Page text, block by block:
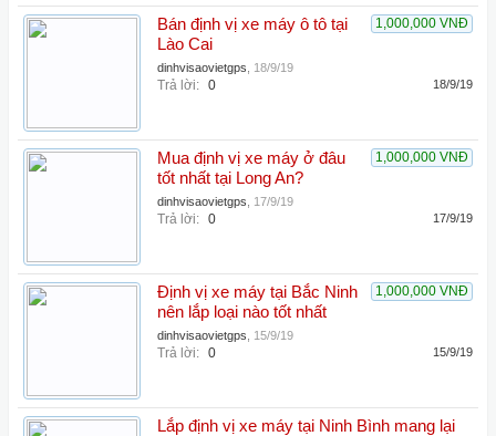
1,000,000 VNĐ
Bán định vị xe máy ô tô tại
Lào Cai
dinhvisaovietgps 18/9/19
Trả lời: 0 18/9/19
1,000,000 VNĐ
Mua định vị xe máy ở đâu
tốt nhất tại Long An?
dinhvisaovietgps 17/9/19
Trả lời: 0 17/9/19
1,000,000 VNĐ
Định vị xe máy tại Bắc Ninh
nên lắp loại nào tốt nhất
dinhvisaovietgps 15/9/19
Trả lời: 0 15/9/19
Lắp định vị xe máy tại Ninh Bình mang lại